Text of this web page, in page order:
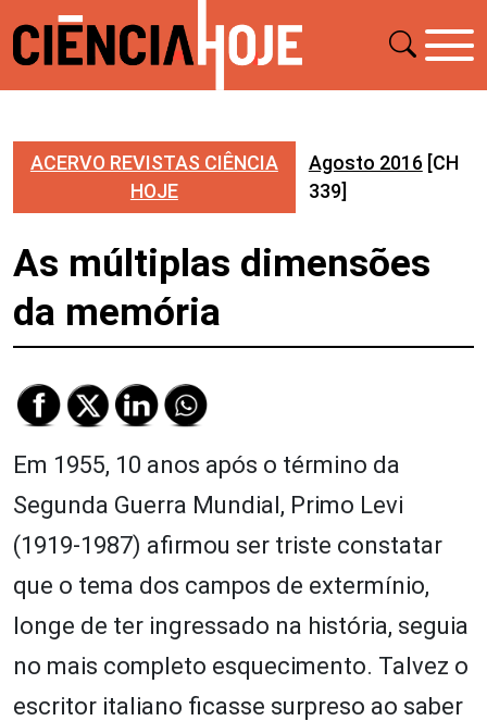
ACERVO REVISTAS CIÊNCIA
HOJE
Agosto 2016 [CH
339]
As múltiplas dimensões
da memória
Em 1955, 10 anos após o término da
Segunda Guerra Mundial, Primo Levi
(1919-1987) afirmou ser triste constatar
que o tema dos campos de extermínio,
longe de ter ingressado na história, seguia
no mais completo esquecimento. Talvez o
escritor italiano ficasse surpreso ao saber